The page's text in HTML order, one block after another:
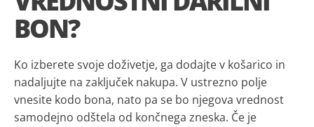
BON?
Ko izberete svoje doživetje, ga dodajte v košarico in
nadaljujte na zaključek nakupa. V ustrezno polje
vnesite kodo bona, nato pa se bo njegova vrednost
samodejno odštela od končnega zneska. Če je